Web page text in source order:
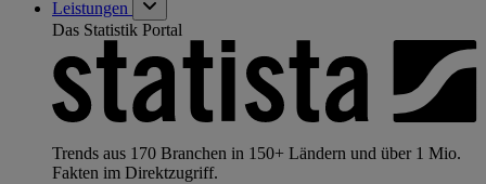
Leistungen
Das Statistik Portal
Trends aus 170 Branchen in 150+ Ländern und über 1 Mio.
Fakten im Direktzugriff.